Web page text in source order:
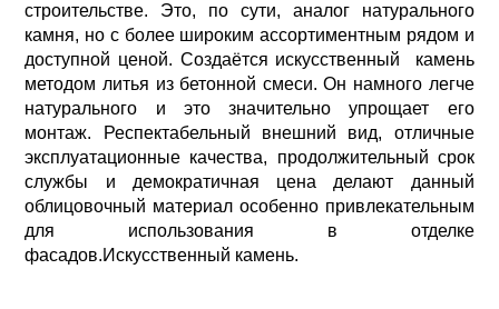
строительстве. Это, по сути, аналог натурального
камня, но с более широким ассортиментным рядом и
доступной ценой. Создаётся искусственный камень
методом литья из бетонной смеси. Он намного легче
натурального и это значительно упрощает его
монтаж. Респектабельный внешний вид, отличные
эксплуатационные качества, продолжительный срок
службы и демократичная цена делают данный
облицовочный материал особенно привлекательным
для использования в отделке
фасадов.Искусственный камень.